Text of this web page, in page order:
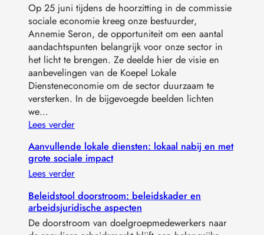
Op 25 juni tijdens de hoorzitting in de commissie
sociale economie kreeg onze bestuurder,
Annemie Seron, de opportuniteit om een aantal
aandachtspunten belangrijk voor onze sector in
het licht te brengen. Ze deelde hier de visie en
aanbevelingen van de Koepel Lokale
Diensteneconomie om de sector duurzaam te
versterken. In de bijgevoegde beelden lichten
we…
Lees verder
Aanvullende lokale diensten: lokaal nabij en met
grote sociale impact
Lees verder
Beleidstool doorstroom: beleidskader en
arbeidsjuridische aspecten
De doorstroom van doelgroepmedewerkers naar